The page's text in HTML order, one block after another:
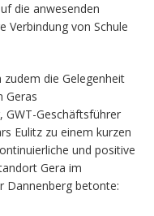
die anwesenden
Verbindung von Schule
die Gelegenheit
Geras
GWT-Geschäftsführer
Eulitz zu einem kurzen
und positive
Gera im
Dannenberg betonte: